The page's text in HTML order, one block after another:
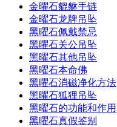
金曜石貔貅手链
金曜石龙牌吊坠
黑曜石佩戴禁忌
黑曜石关公吊坠
黑曜石其他吊坠
黑曜石本命佛
黑曜石消磁净化方法
黑曜石狐狸吊坠
黑曜石的功能和作用
黑曜石真假鉴别